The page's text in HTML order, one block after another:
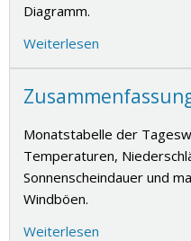
Diagramm.
Weiterlesen
Monatstabelle der
Temperaturen,
Sonnenscheindauer und
Windböen.
Weiterlesen